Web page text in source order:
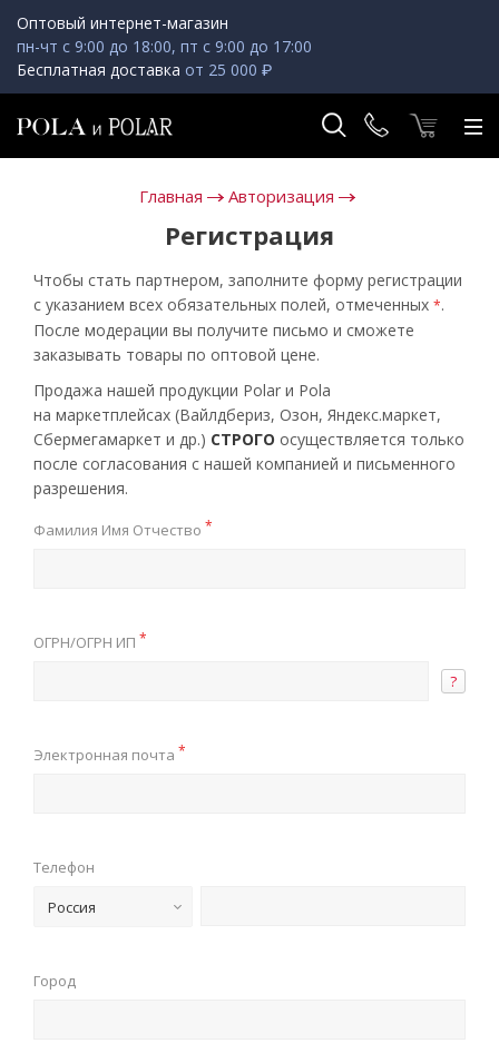
Оптовый интернет-магазин
пн-чт с 9:00 до 18:00, пт с 9:00 до 17:00
Бесплатная доставка от 25 000 ₽
Главная Авторизация
Регистрация
Чтобы стать партнером, заполните форму регистрации
с указанием всех обязательных полей, отмеченных *.
После модерации вы получите письмо и сможете
заказывать товары по оптовой цене.
Продажа нашей продукции Polar и Pola
на маркетплейсах (Вайлдбериз, Озон, Яндекс.маркет,
Сбермегамаркет и др.) СТРОГО осуществляется только
после согласования с нашей компанией и письменного
разрешения.
Фамилия Имя Отчество *
ОГРН/ОГРН ИП *
?
Электронная почта *
Телефон
Россия
Город